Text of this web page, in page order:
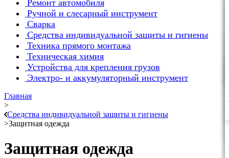
Ремонт автомобиля
Ручной и слесарный инструмент
Сварка
Средства индивидуальной защиты и гигиены
Техника прямого монтажа
Техническая химия
Устройства для крепления грузов
Электро- и аккумуляторный инструмент
Главная
>
Средства индивидуальной защиты и гигиены
>Защитная одежда
Защитная одежда